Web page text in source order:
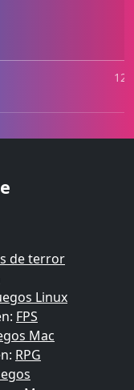
de terror
Linux
FPS
Mac
RPG